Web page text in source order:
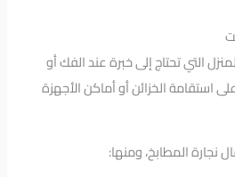
التي تحتاج إلى خبرة عند الفك أو
استقامة الخزائن أو أماكن الأجهزة
نجارة المطابخ، ومنها: